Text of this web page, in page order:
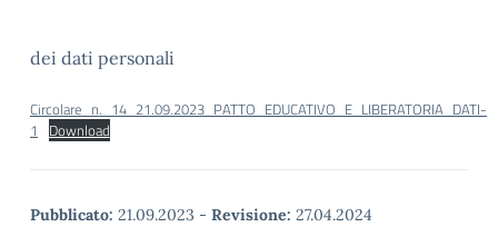
dei dati personali
Circolare_n._14_21.09.2023_PATTO_EDUCATIVO_E_LIBERATORIA_DATI-
1
Download
Pubblicato: 21.09.2023 - Revisione: 27.04.2024